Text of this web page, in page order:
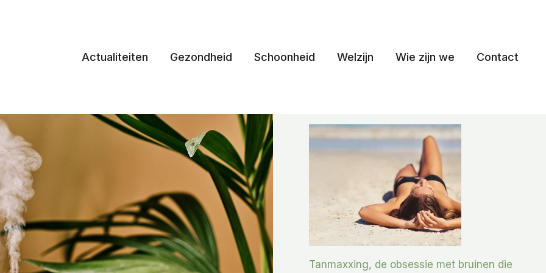
Actualiteiten Gezondheid Schoonheid Welzijn Wie zijn we Contact
Tanmaxxing, de obsessie met bruinen die